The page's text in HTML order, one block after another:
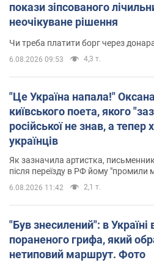
покази зіпсованого
неочікуване рішення
Чи треба платити борг через
6.08.2026 09:53 4,3 т.
"Це Україна напала!"
київського поета, якого
російської не знав, а тепер
українців
Як зазначила артистка,
після переїзду в РФ йому "промили
6.08.2026 11:42 2,1 т.
"Був знесилений": в Україні
пораненого грифа, який
нетиповий маршрут. Фото